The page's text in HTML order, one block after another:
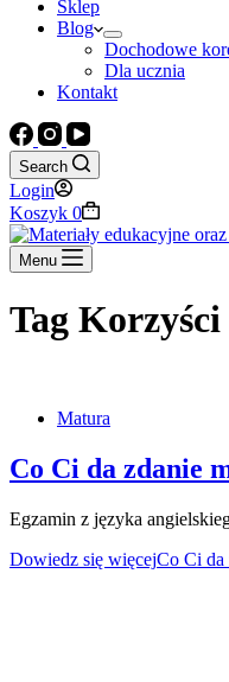
Sklep
Blog
Dochodowe
Dla ucznia
Kontakt
Search
Login
Koszyk 0
Menu
Tag
Matura
Co Ci da zdanie
Egzamin z języka
Dowiedz się więcejCo Ci da